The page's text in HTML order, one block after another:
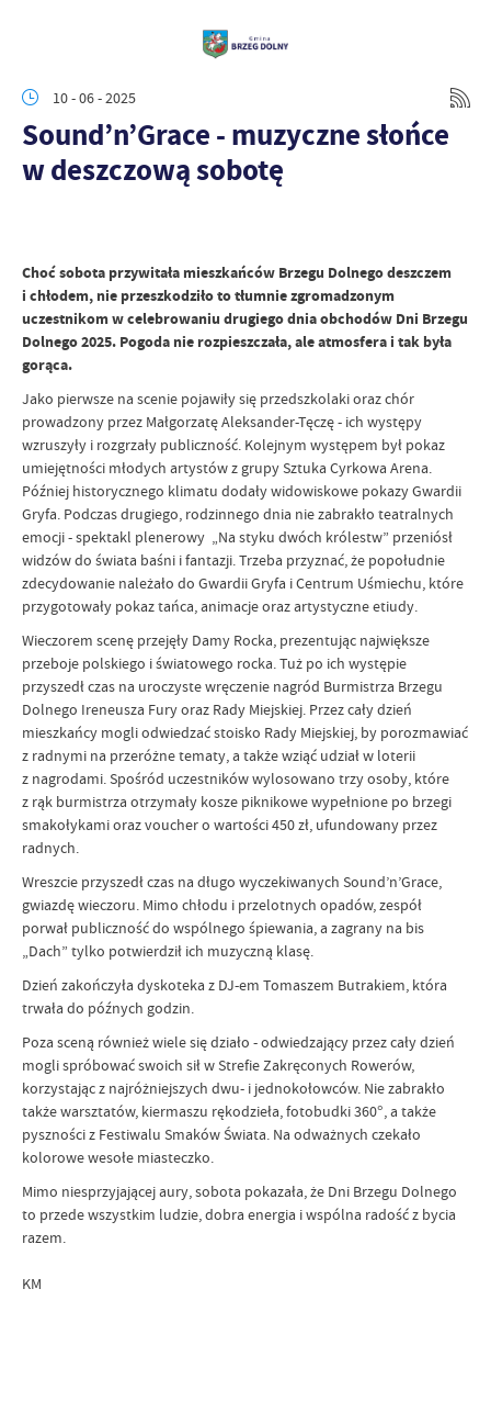
10 - 06 - 2025
Sound’n’Grace - muzyczne słońce
w deszczową sobotę
Choć sobota przywitała mieszkańców Brzegu Dolnego deszczem
i chłodem, nie przeszkodziło to tłumnie zgromadzonym
uczestnikom w celebrowaniu drugiego dnia obchodów Dni Brzegu
Dolnego 2025. Pogoda nie rozpieszczała, ale atmosfera i tak była
gorąca.
Jako pierwsze na scenie pojawiły się przedszkolaki oraz chór
prowadzony przez Małgorzatę Aleksander-Tęczę - ich występy
wzruszyły i rozgrzały publiczność. Kolejnym występem był pokaz
umiejętności młodych artystów z grupy Sztuka Cyrkowa Arena.
Później historycznego klimatu dodały widowiskowe pokazy Gwardii
Gryfa. Podczas drugiego, rodzinnego dnia nie zabrakło teatralnych
emocji - spektakl plenerowy „Na styku dwóch królestw” przeniósł
widzów do świata baśni i fantazji. Trzeba przyznać, że popołudnie
zdecydowanie należało do Gwardii Gryfa i Centrum Uśmiechu, które
przygotowały pokaz tańca, animacje oraz artystyczne etiudy.
Wieczorem scenę przejęły Damy Rocka, prezentując największe
przeboje polskiego i światowego rocka. Tuż po ich występie
przyszedł czas na uroczyste wręczenie nagród Burmistrza Brzegu
Dolnego Ireneusza Fury oraz Rady Miejskiej. Przez cały dzień
mieszkańcy mogli odwiedzać stoisko Rady Miejskiej, by porozmawiać
z radnymi na przeróżne tematy, a także wziąć udział w loterii
z nagrodami. Spośród uczestników wylosowano trzy osoby, które
z rąk burmistrza otrzymały kosze piknikowe wypełnione po brzegi
smakołykami oraz voucher o wartości 450 zł, ufundowany przez
radnych.
Wreszcie przyszedł czas na długo wyczekiwanych Sound’n’Grace,
gwiazdę wieczoru. Mimo chłodu i przelotnych opadów, zespół
porwał publiczność do wspólnego śpiewania, a zagrany na bis
„Dach” tylko potwierdził ich muzyczną klasę.
Dzień zakończyła dyskoteka z DJ-em Tomaszem Butrakiem, która
trwała do późnych godzin.
Poza sceną również wiele się działo - odwiedzający przez cały dzień
mogli spróbować swoich sił w Strefie Zakręconych Rowerów,
korzystając z najróżniejszych dwu- i jednokołowców. Nie zabrakło
także warsztatów, kiermaszu rękodzieła, fotobudki 360°, a także
pyszności z Festiwalu Smaków Świata. Na odważnych czekało
kolorowe wesołe miasteczko.
Mimo niesprzyjającej aury, sobota pokazała, że Dni Brzegu Dolnego
to przede wszystkim ludzie, dobra energia i wspólna radość z bycia
razem.
KM